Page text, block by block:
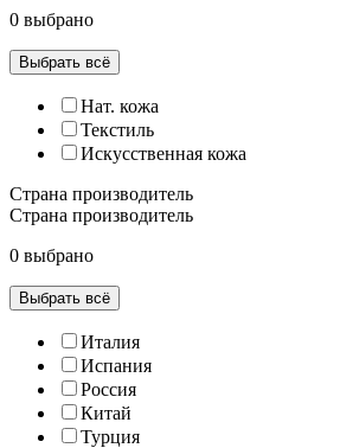
0 выбрано
Выбрать всё
Нат. кожа
Текстиль
Искусственная кожа
Страна производитель
Страна производитель
0 выбрано
Выбрать всё
Италия
Испания
Россия
Китай
Турция